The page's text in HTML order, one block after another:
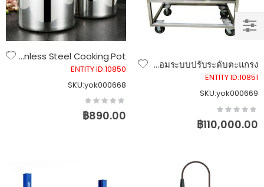
เตาบาร์บีคิวสไตล์อาร์เจนตินา YGST-1200 เตาย่างสแตนเลส 304 พร้อมระบบปรับระดับตะแกรง
ENTITY ID:10851
SKU:yok000669
Rating:
0%
฿110,000.00
หม้อสแตนเลส อเนกประสงค์พร้อมฝา Stainless Steel Cooking Pot
ENTITY ID:10850
SKU:yok000668
Rating:
฿890.00
SHOP